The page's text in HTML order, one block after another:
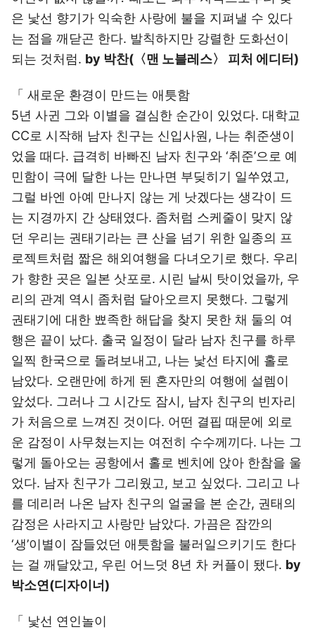
은 낯선 향기가 익숙한 사랑에 불을 지펴낼 수 있다
는 점을 깨닫곤 한다. 발칙하지만 강렬한 도화선이
되는 것처럼. by 박찬(〈맨 노블레스〉 피처 에디터)
「 새로운 환경이 만드는 애틋함
5년 사귄 그와 이별을 결심한 순간이 있었다. 대학교
CC로 시작해 남자 친구는 신입사원, 나는 취준생이
었을 때다. 급격히 바빠진 남자 친구와 ‘취준’으로 예
민함이 극에 달한 나는 만나면 부딪히기 일쑤였고,
그럴 바엔 아예 만나지 않는 게 낫겠다는 생각이 드
는 지경까지 간 상태였다. 좀처럼 스케줄이 맞지 않
던 우리는 권태기라는 큰 산을 넘기 위한 일종의 프
로젝트처럼 짧은 해외여행을 다녀오기로 했다. 우리
가 향한 곳은 일본 삿포로. 시린 날씨 탓이었을까, 우
리의 관계 역시 좀처럼 달아오르지 못했다. 그렇게
권태기에 대한 뾰족한 해답을 찾지 못한 채 둘의 여
행은 끝이 났다. 출국 일정이 달라 남자 친구를 하루
일찍 한국으로 돌려보내고, 나는 낯선 타지에 홀로
남았다. 오랜만에 하게 된 혼자만의 여행에 설렘이
앞섰다. 그러나 그 시간도 잠시, 남자 친구의 빈자리
가 처음으로 느껴진 것이다. 어떤 결핍 때문에 외로
운 감정이 사무쳤는지는 여전히 수수께끼다. 나는 그
렇게 돌아오는 공항에서 홀로 벤치에 앉아 한참을 울
었다. 남자 친구가 그리웠고, 보고 싶었다. 그리고 나
를 데리러 나온 남자 친구의 얼굴을 본 순간, 권태의
감정은 사라지고 사랑만 남았다. 가끔은 잠깐의
‘생’이별이 잠들었던 애틋함을 불러일으키기도 한다
는 걸 깨달았고, 우린 어느덧 8년 차 커플이 됐다. by
박소연(디자이너)
「 낯선 연인놀이